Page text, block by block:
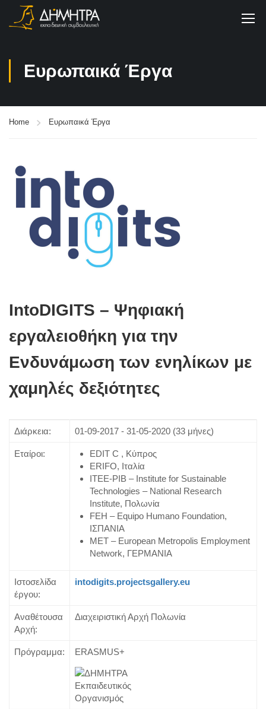
Ευρωπαικά Έργα
Home Ευρωπαικά Έργα
IntoDIGITS – Ψηφιακή
εργαλειοθήκη για την
Ενδυνάμωση των ενηλίκων με
χαμηλές δεξιότητες
Διάρκεια: 01-09-2017 - 31-05-2020 (33 μήνες)
Εταίροι:
EDIT C , Κύπρος
ERIFO, Ιταλία
ITEE-PIB – Institute for Sustainable
Technologies – National Research
Institute, Πολωνία
FEH – Equipo Humano Foundation,
ΙΣΠΑΝΙΑ
MET – European Metropolis Employment
Network, ΓΕΡΜΑΝΙΑ
Ιστοσελίδα
έργου:
intodigits.projectsgallery.eu
Αναθέτουσα
Αρχή:
Διαχειριστική Αρχή Πολωνία
Πρόγραμμα: ERASMUS+